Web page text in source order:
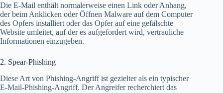
Die E-Mail enthält normalerweise einen Link oder Anhang,
der beim Anklicken oder Öffnen Malware auf dem Computer
des Opfers installiert oder das Opfer auf eine gefälschte
Website umleitet, auf der es aufgefordert wird, vertrauliche
Informationen einzugeben.
2. Spear-Phishing
Diese Art von Phishing-Angriff ist gezielter als ein typischer
E-Mail-Phishing-Angriff. Der Angreifer recherchiert das